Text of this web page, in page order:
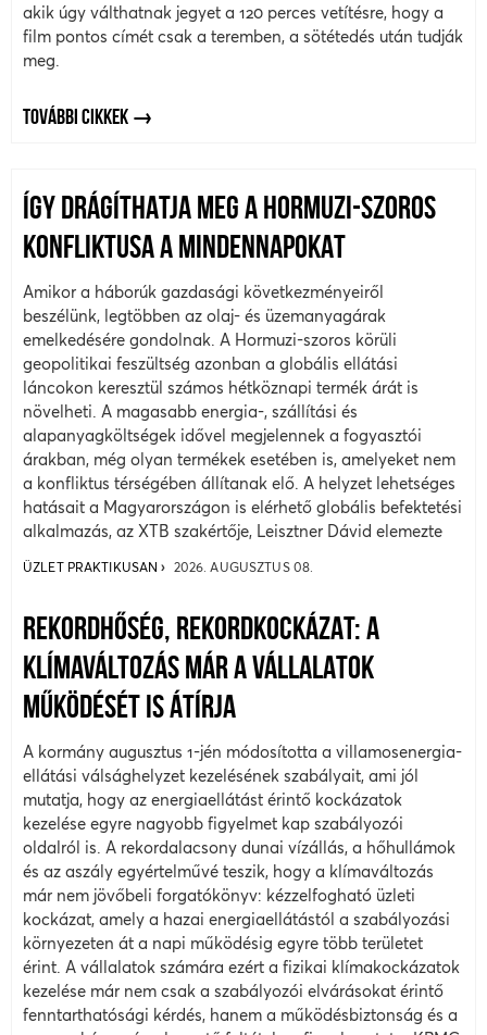
akik úgy válthatnak jegyet a 120 perces vetítésre, hogy a
film pontos címét csak a teremben, a sötétedés után tudják
meg.
TOVÁBBI CIKKEK
ÍGY DRÁGÍTHATJA MEG A HORMUZI-SZOROS
KONFLIKTUSA A MINDENNAPOKAT
Amikor a háborúk gazdasági következményeiről
beszélünk, legtöbben az olaj- és üzemanyagárak
emelkedésére gondolnak. A Hormuzi-szoros körüli
geopolitikai feszültség azonban a globális ellátási
láncokon keresztül számos hétköznapi termék árát is
növelheti. A magasabb energia-, szállítási és
alapanyagköltségek idővel megjelennek a fogyasztói
árakban, még olyan termékek esetében is, amelyeket nem
a konfliktus térségében állítanak elő. A helyzet lehetséges
hatásait a Magyarországon is elérhető globális befektetési
alkalmazás, az XTB szakértője, Leisztner Dávid elemezte
ÜZLET PRAKTIKUSAN 2026. AUGUSZTUS 08.
REKORDHŐSÉG, REKORDKOCKÁZAT: A
KLÍMAVÁLTOZÁS MÁR A VÁLLALATOK
MŰKÖDÉSÉT IS ÁTÍRJA
A kormány augusztus 1-jén módosította a villamosenergia-
ellátási válsághelyzet kezelésének szabályait, ami jól
mutatja, hogy az energiaellátást érintő kockázatok
kezelése egyre nagyobb figyelmet kap szabályozói
oldalról is. A rekordalacsony dunai vízállás, a hőhullámok
és az aszály egyértelművé teszik, hogy a klímaváltozás
már nem jövőbeli forgatókönyv: kézzelfogható üzleti
kockázat, amely a hazai energiaellátástól a szabályozási
környezeten át a napi működésig egyre több területet
érint. A vállalatok számára ezért a fizikai klímakockázatok
kezelése már nem csak a szabályozói elvárásokat érintő
fenntarthatósági kérdés, hanem a működésbiztonság és a